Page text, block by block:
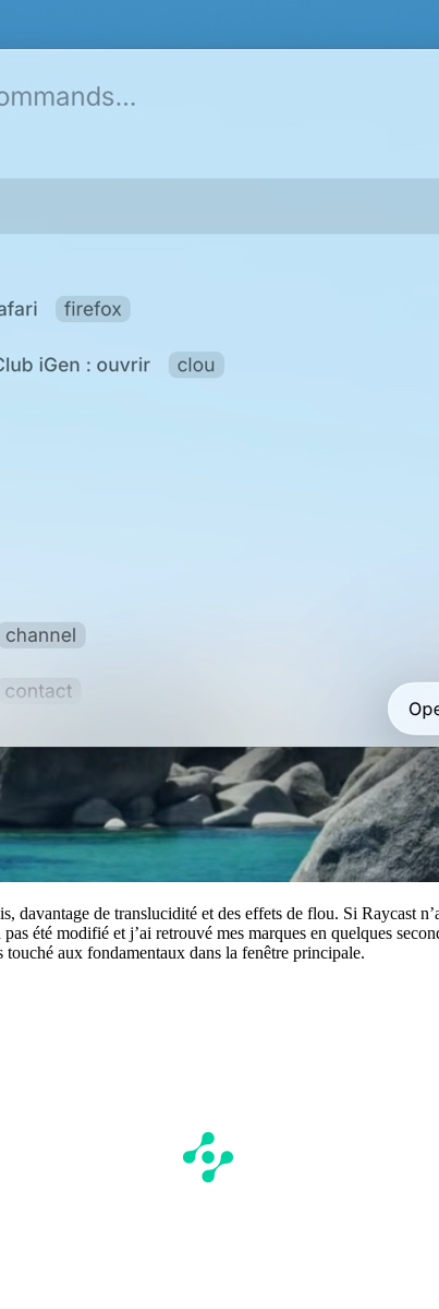
davantage de translucidité et des effets de flou. Si Raycast
été modifié et j’ai retrouvé mes marques en quelques
aux fondamentaux dans la fenêtre principale.